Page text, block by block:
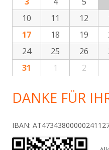
10
11 12
17
18 19
24
25 26
31
1 2
DANKE FÜR
IBAN: